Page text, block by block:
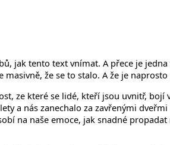
jak tento text vnímat. A přece je
že se to stalo. A že je
ze které se lidé, kteří jsou uvnitř, bojí
a nás zanechalo za zavřenými
na naše emoce, jak snadné